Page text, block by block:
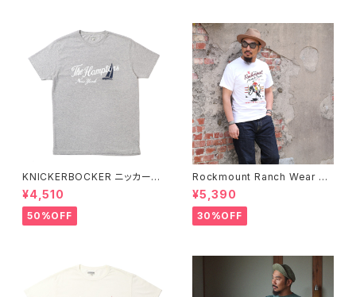
KNICKERBOCKER ニッカーボ
ッカー HEATHER GREY ハン
プトン Tシャツ
¥4,510
50%OFF
Rockmount Ranch Wear ロ
ックマウント ランチウェア Rock
mount Bronc Western T-Sh
irt 半袖Tシャツ 全3色
¥5,390
30%OFF